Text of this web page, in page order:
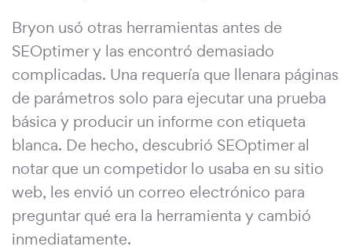
Bryon usó otras herramientas antes de
SEOptimer y las encontró demasiado
complicadas. Una requería que llenara páginas
de parámetros solo para ejecutar una prueba
básica y producir un informe con etiqueta
blanca. De hecho, descubrió SEOptimer al
notar que un competidor lo usaba en su sitio
web, les envió un correo electrónico para
preguntar qué era la herramienta y cambió
inmediatamente.